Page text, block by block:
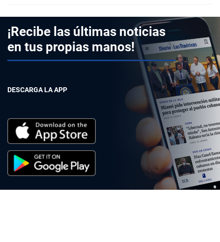
¡Recibe las últimas noticias
en tus propias manos!
DESCARGA LA APP